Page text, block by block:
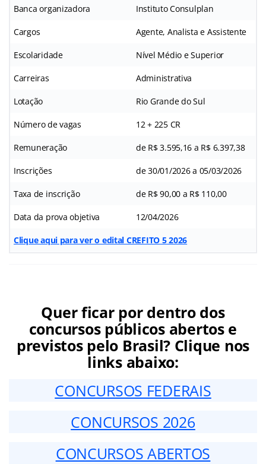
Banca organizadora Instituto Consulplan
Cargos Agente, Analista e Assistente
Escolaridade Nível Médio e Superior
Carreiras Administrativa
Lotação Rio Grande do Sul
Número de vagas 12 + 225 CR
Remuneração de R$ 3.595,16 a R$ 6.397,38
Inscrições de 30/01/2026 a 05/03/2026
Taxa de inscrição de R$ 90,00 a R$ 110,00
Data da prova objetiva 12/04/2026
Clique aqui para ver o edital CREFITO 5 2026
Quer ficar por dentro dos
concursos públicos abertos e
previstos pelo Brasil? Clique nos
links abaixo:
CONCURSOS FEDERAIS
CONCURSOS 2026
CONCURSOS ABERTOS